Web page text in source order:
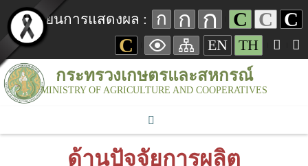
เปลี่ยนการแสดงผล : ก ก ก C C C
C
EN TH
กระทรวงเกษตรและสหกรณ์
MINISTRY OF AGRICULTURE AND COOPERATIVES
ด้านปัจจัยการผลิต